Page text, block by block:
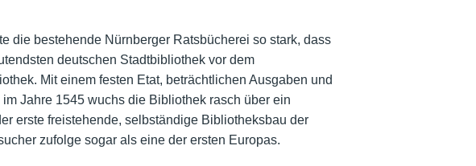
die bestehende Nürnberger Ratsbücherei so stark, dass
deutschen Stadtbibliothek vor dem
Mit einem festen Etat, beträchtlichen Ausgaben und
Jahre 1545 wuchs die Bibliothek rasch über ein
erste freistehende, selbständige Bibliotheksbau der
zufolge sogar als eine der ersten Europas.